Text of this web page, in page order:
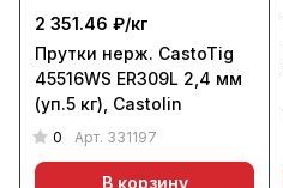
2 351.46 ₽/кг
Прутки нерж. CastoTig
45516WS ER309L 2,4 мм
(уп.5 кг), Castolin
0 Арт. 331197
В корзину